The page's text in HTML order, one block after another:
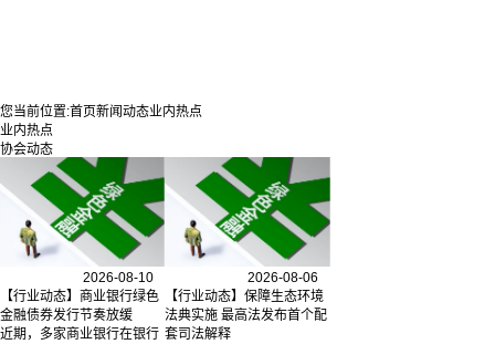
您当前位置:首页新闻动态业内热点
业内热点
协会动态
2026-08-10
【行业动态】商业银行绿色
金融债券发行节奏放缓
近期，多家商业银行在银行
2026-08-06
【行业动态】保障生态环境
法典实施 最高法发布首个配
套司法解释